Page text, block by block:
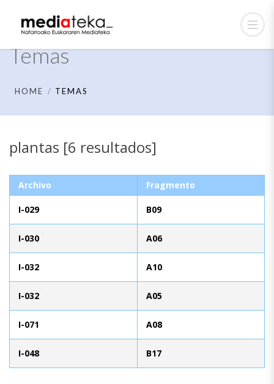
Temas
HOME TEMAS
plantas [6 resultados]
Archivo Fragmento
I-029 B09
I-030 A06
I-032 A10
I-032 A05
I-071 A08
I-048 B17